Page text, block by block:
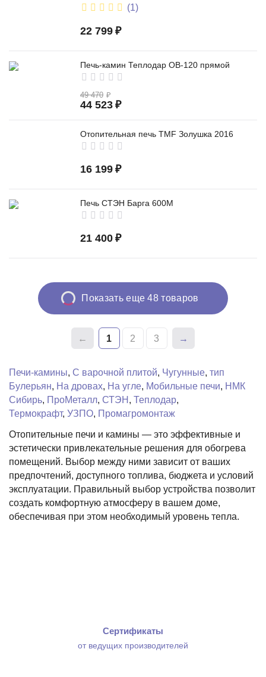
Печи-камины, С варочной плитой, Чугунные,тип
Булерьян, На дровах, На угле, Мобильные печи, НМК
Сибирь, ПроМеталл, СТЭН ,Теплодар,
Термокрафт,УЗПО, Промагромонтаж
Отопительные печи и камины — это эффективные и
эстетически привлекательные решения для обогрева
помещений. Выбор между ними зависит от ваших
предпочтений, доступного топлива, бюджета и условий
эксплуатации. Правильный выбор устройства позволит
создать комфортную атмосферу в вашем доме,
обеспечивая при этом необходимый уровень тепла.
(1)
22 799 ₽
Печь-камин Теплодар ОВ-120 прямой
49 470 ₽
44 523 ₽
Отопительная печь TMF Золушка 2016
16 199 ₽
Печь СТЭН Барга 600М
21 400 ₽
Показать еще 48 товаров
1 2 3
Сертификаты
от ведущих производителей